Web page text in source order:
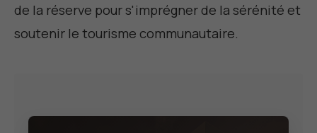
de la réserve pour s'imprégner de la sérénité et
soutenir le tourisme communautaire.